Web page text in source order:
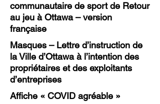
communautaire de sport de Retour
au jeu à Ottawa – version
française
Masques – Lettre d’instruction de
la Ville d’Ottawa à l’intention des
propriétaires et des exploitants
d’entreprises
Affiche « COVID agréable »